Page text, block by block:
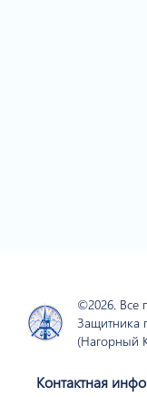
©2026. Все
Защитника
(Нагорный
Контактная